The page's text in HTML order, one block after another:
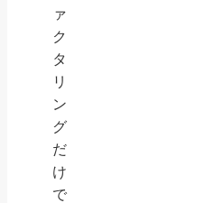
ァ
ク
タ
リ
ン
グ
だ
け
で